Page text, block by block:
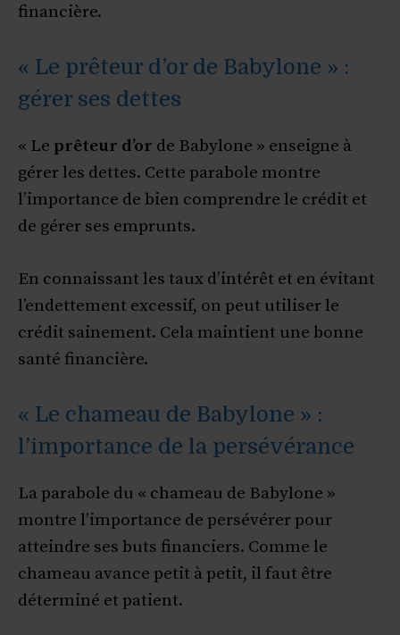
financière.
« Le prêteur d’or de Babylone » :
gérer ses dettes
« Le prêteur d’or de Babylone » enseigne à
gérer les dettes. Cette parabole montre
l’importance de bien comprendre le crédit et
de gérer ses emprunts.
En connaissant les taux d’intérêt et en évitant
l’endettement excessif, on peut utiliser le
crédit sainement. Cela maintient une bonne
santé financière.
« Le chameau de Babylone » :
l’importance de la persévérance
La parabole du « chameau de Babylone »
montre l’importance de persévérer pour
atteindre ses buts financiers. Comme le
chameau avance petit à petit, il faut être
déterminé et patient.